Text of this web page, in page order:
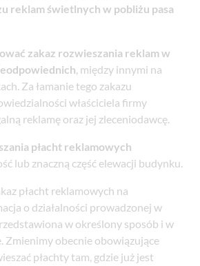
reklam świetlnych w pobliżu pasa
zakaz rozwieszania reklam w
, między innymi na
Za łamanie tego zakazu
właściciela firmy
reklamę oraz jej zleceniodawcę.
płacht reklamowych
lub znaczną część elewacji budynku.
płacht reklamowych na
o działalności prowadzonej w
w określony sposób i w
Zmienimy obecnie obowiązujące
płachty tam, gdzie już jest